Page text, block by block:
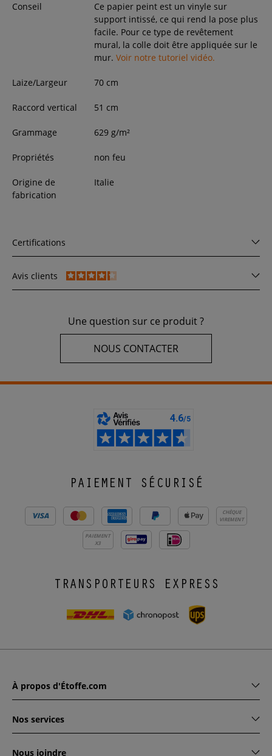
Conseil
Ce papier peint est un vinyle sur
support intissé, ce qui rend la pose plus
facile. Pour ce type de revêtement
mural, la colle doit être appliquée sur le
mur. Voir notre tutoriel vidéo.
Laize/Largeur 70 cm
Raccord vertical 51 cm
Grammage 629 g/m²
Propriétés non feu
Origine de
fabrication
Italie
Certifications
Avis clients
Une question sur ce produit ?
NOUS CONTACTER
PAIEMENT SÉCURISÉ
CHÈQUE
VIREMENT
PAIEMENT
X3
TRANSPORTEURS EXPRESS
À propos d'Étoffe.com
Nos services
Nous joindre